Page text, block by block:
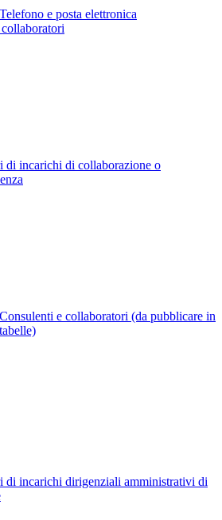
Telefono e posta elettronica
di incarichi di collaborazione o
Consulenti e collaboratori (da pubblicare in
tabelle)
di incarichi dirigenziali amministrativi di